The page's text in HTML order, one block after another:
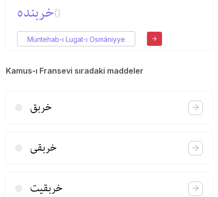
خربنده()
Müntehab-ı Lugat-ı Osmâniyye
Kamus-ı Fransevi sıradaki maddeler
خربق
خربقی
خربقیت